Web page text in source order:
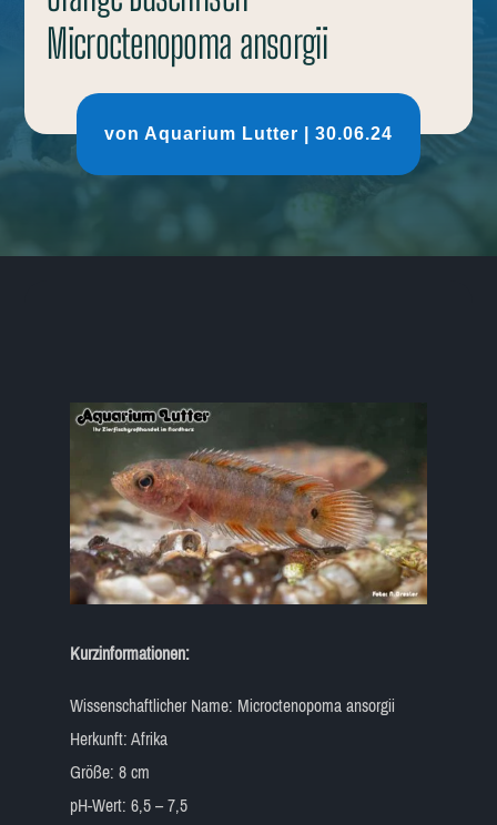
Microctenopoma ansorgii
von Aquarium Lutter 30.06.24
Kurzinformationen:
Wissenschaftlicher Name: Microctenopoma ansorgii
Herkunft: Afrika
Größe: 8 cm
pH-Wert: 6,5 – 7,5